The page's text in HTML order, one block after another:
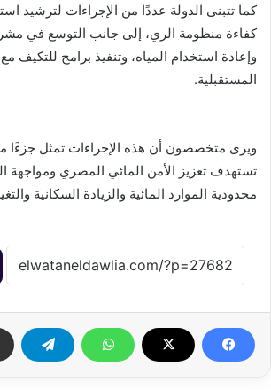
كما تتبنى الدولة عددًا من الإجراءات لترشيد
كفاءة منظومة الري، إلى جانب التوسع في
وإعادة استخدام المياه، وتنفيذ برامج للتكيف مع
المستقبلية.
ويرى متخصصون أن هذه الإجراءات تمثل جزءًا
تستهدف تعزيز الأمن المائي المصري ومواجهة
محدودية الموارد المائية والزيادة السكانية